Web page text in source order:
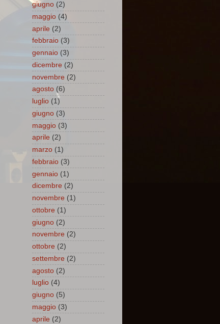
giugno (2)
maggio (4)
aprile (2)
febbraio (3)
gennaio (3)
dicembre (2)
novembre (2)
agosto (6)
luglio (1)
giugno (3)
maggio (3)
aprile (2)
marzo (1)
febbraio (3)
gennaio (1)
dicembre (2)
novembre (1)
ottobre (1)
giugno (2)
novembre (2)
ottobre (2)
settembre (2)
agosto (2)
luglio (4)
giugno (5)
maggio (3)
aprile (2)